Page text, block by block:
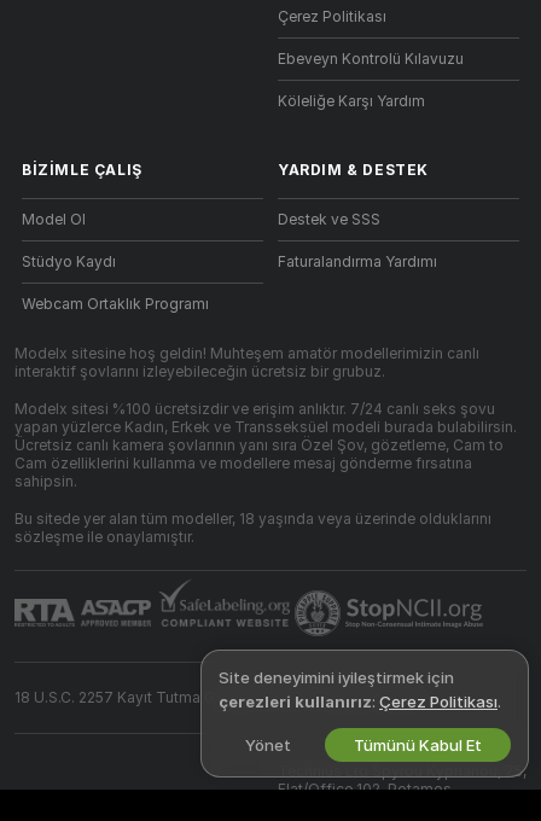
Çerez Politikası
Ebeveyn Kontrolü Kılavuzu
Köleliğe Karşı Yardım
BIZIMLE ÇALIŞ
Model Ol
Stüdyo Kaydı
Webcam Ortaklık Programı
YARDIM & DESTEK
Destek ve SSS
Faturalandırma Yardımı
Modelx sitesine hoş geldin! Muhteşem amatör modellerimizin canlı
interaktif şovlarını izleyebileceğin ücretsiz bir grubuz.
Modelx sitesi %100 ücretsizdir ve erişim anlıktır. 7/24 canlı seks şovu
yapan yüzlerce Kadın, Erkek ve Transseksüel modeli burada bulabilirsin.
Ücretsiz canlı kamera şovlarının yanı sıra Özel Şov, gözetleme, Cam to
Cam özelliklerini kullanma ve modellere mesaj gönderme fırsatına
sahipsin.
Bu sitede yer alan tüm modeller, 18 yaşında veya üzerinde olduklarını
sözleşme ile onaylamıştır.
18 U.S.C. 2257 Kayıt Tutma Gereksinimleri Uyumluluk Beyanı
Site deneyimini iyileştirmek için
çerezleri kullanırız: Çerez Politikası.
Yönet Tümünü Kabul Et